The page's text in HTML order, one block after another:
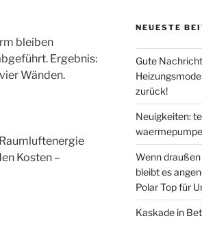
bleiben
Ergebnis:
Wänden.
Kosten –
NEUESTE
Gute
zurück!
Neuigkeiten:
Wenn
bleibt es
Polar Top für
Kaskade in